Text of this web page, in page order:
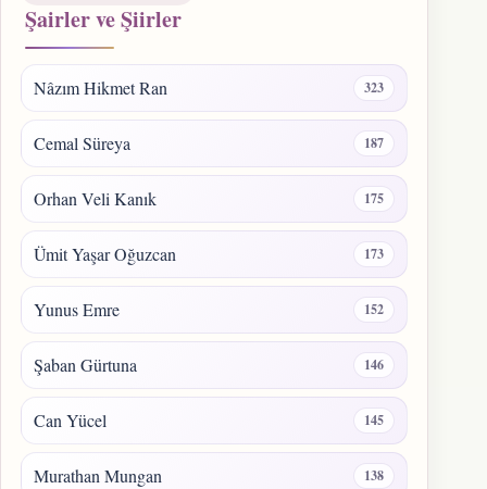
Şairler ve Şiirler
Nâzım Hikmet Ran 323
Cemal Süreya 187
Orhan Veli Kanık 175
Ümit Yaşar Oğuzcan 173
Yunus Emre 152
Şaban Gürtuna 146
Can Yücel 145
Murathan Mungan 138